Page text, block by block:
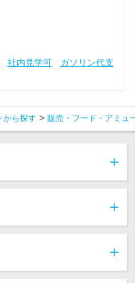
社内見学可
ガソリン代支
から探す 販売・フード・アミュ